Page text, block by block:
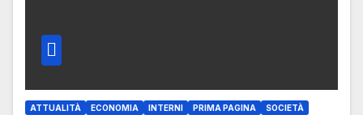
ATTUALITÀ ECONOMIA INTERNI PRIMA PAGINA SOCIETÀ